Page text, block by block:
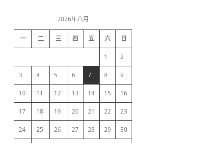
d
b
a
r
2026年八月
一 二 三 四 五 六 日
1 2
3 4 5 6 7 8 9
10 11 12 13 14 15 16
17 18 19 20 21 22 23
24 25 26 27 28 29 30